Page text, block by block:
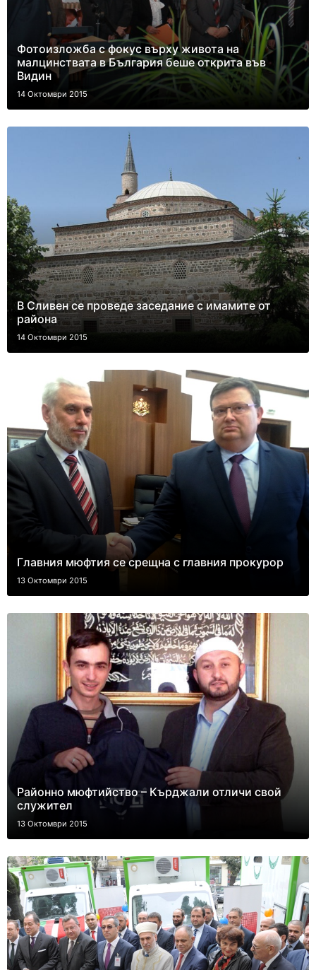
Фотоизложба с фокус върху живота на
малцинствата в България беше открита във
Видин
14 Октомври 2015
В Сливен се проведе заседание с имамите от
района
14 Октомври 2015
Главния мюфтия се срещна с главния прокурор
13 Октомври 2015
Районно мюфтийство – Кърджали отличи свой
служител
13 Октомври 2015